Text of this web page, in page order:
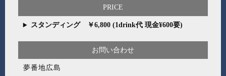
PRICE
スタンディング ￥6,800 (1drink代 現金¥600要)
お問い合わせ
夢番地広島